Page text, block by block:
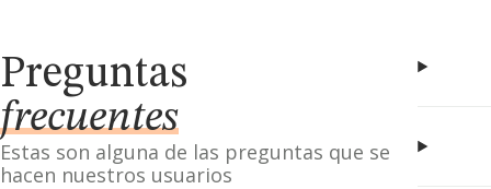
Preguntas
frecuentes
Estas son alguna de las preguntas que se
hacen nuestros usuarios